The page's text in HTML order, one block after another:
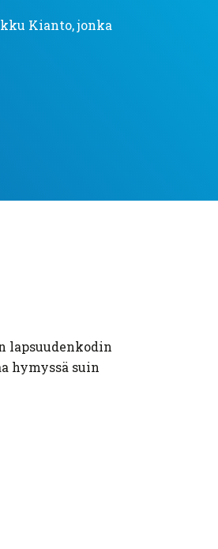
Kianto, jonka
lapsuudenkodin
hymyssä suin